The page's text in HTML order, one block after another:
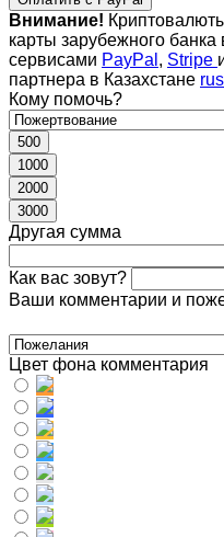
Внимание!
карты зарубежного банка
сервисами PayPal , Stripe
партнера в Казахстане
Кому помочь?
500
1000
2000
3000
Другая сумма
Как вас зовут?
Ваши комментарии и
Цвет фона комментария